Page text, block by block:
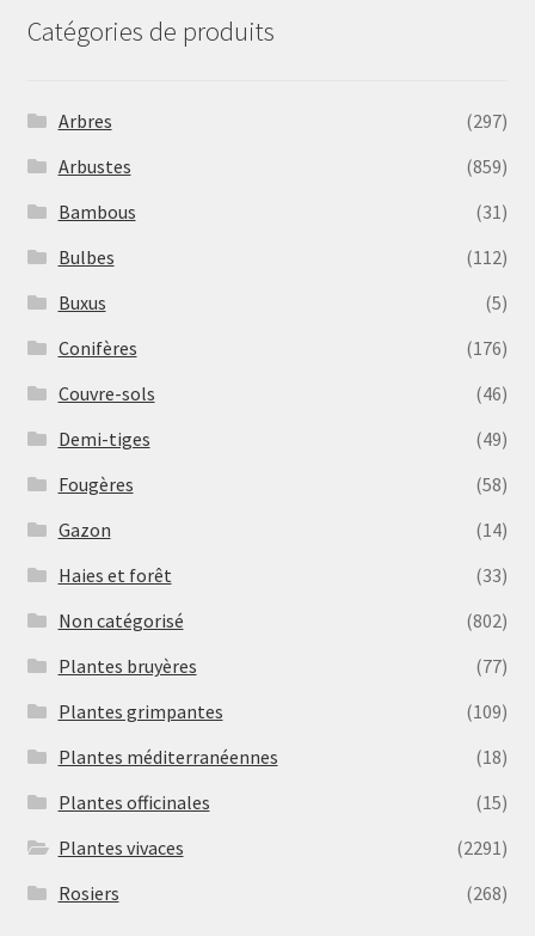
Catégories de produits
Arbres
(297)
Arbustes
(859)
Bambous
(31)
Bulbes
(112)
Buxus
(5)
Conifères
(176)
Couvre-sols
(46)
Demi-tiges
(49)
Fougères
(58)
Gazon
(14)
Haies et forêt
(33)
Non catégorisé
(802)
Plantes bruyères
(77)
Plantes grimpantes
(109)
Plantes méditerranéennes
(18)
Plantes officinales
(15)
Plantes vivaces
(2291)
Rosiers
(268)